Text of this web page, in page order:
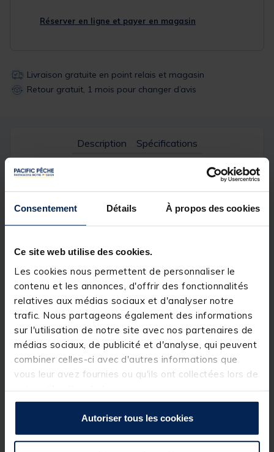
Consentement Détails À propos des cookies
Ce site web utilise des cookies.
Les cookies nous permettent de personnaliser le
contenu et les annonces, d'offrir des fonctionnalités
relatives aux médias sociaux et d'analyser notre
trafic. Nous partageons également des informations
sur l'utilisation de notre site avec nos partenaires de
médias sociaux, de publicité et d'analyse, qui peuvent
combiner celles-ci avec d'autres informations que
vous leur avez fournies ou qu'ils ont collectées lors de
Autoriser tous les cookies
Réserver en ligne et payer en magasin
Livraison gratuite en point relais et magasin
Retour gratuit, 1 mois pour changer d’avis
Description Spécifications
Description & détails
Description
découvrez la mouche JMC 8.
Mouche idéale pour la pêche de la truite et de
l’ombre.
Spécifications